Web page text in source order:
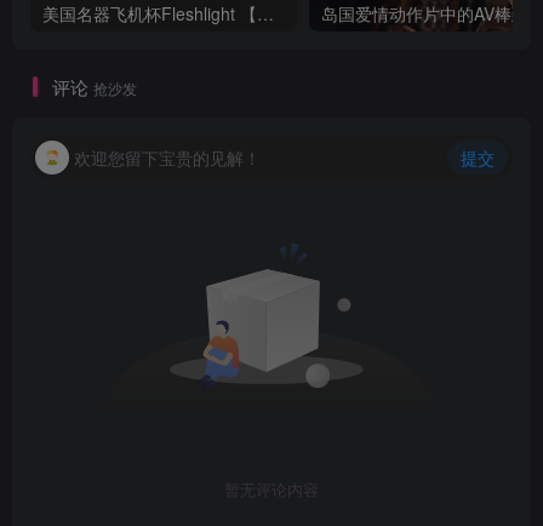
美国名器飞机杯Fleshlight 【Quickshot-Vantage 双头飞机杯】完全评测
评论 抢沙发
欢迎您留下宝贵的见解！ 提交
暂无评论内容